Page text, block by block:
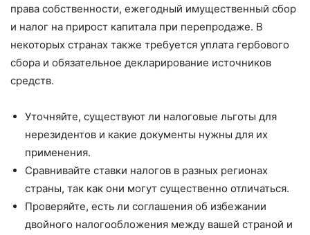
права собственности, ежегодный имущественный сбор
и налог на прирост капитала при перепродаже. В
некоторых странах также требуется уплата гербового
сбора и обязательное декларирование источников
средств.
Уточняйте, существуют ли налоговые льготы для
нерезидентов и какие документы нужны для их
применения.
Сравнивайте ставки налогов в разных регионах
страны, так как они могут существенно отличаться.
Проверяйте, есть ли соглашения об избежании
двойного налогообложения между вашей страной и